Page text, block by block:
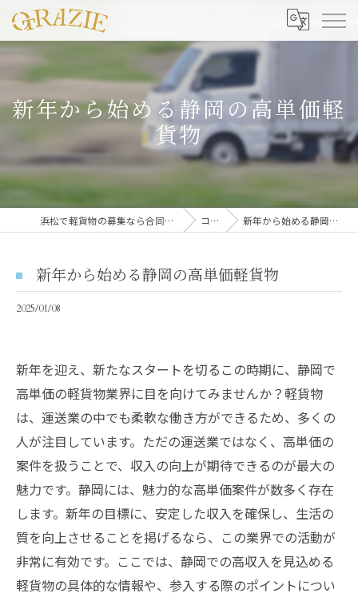
新年から始める静岡の高単価軽
貨物
浜松で軽貨物の募集なら合同会社グラッツェ運送 コラム 新年から始める静岡の高単価軽貨物
新年から始める静岡の高単価軽貨物
2025/01/08
新年を迎え、新たなスタートを切るこの時期に、静岡で
高単価の軽貨物業界に目を向けてみませんか？軽貨物
は、運送業の中でも柔軟な働き方ができるため、多くの
人が注目しています。ただの運送業ではなく、高単価の
案件を扱うことで、収入の向上が期待できるのが最大の
魅力です。静岡には、魅力的な高単価案件が数多く存在
します。新年の目標に、安定した収入を確保し、生活の
質を向上させることを掲げるなら、この業界での活動が
非常に有効です。ここでは、静岡での高収入を見込める
軽貨物の具体的な情報や、参入する際のポイントについ